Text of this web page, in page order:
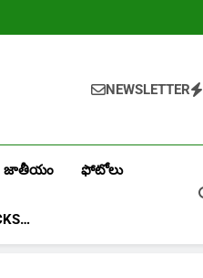
NEWSLETTER
జాతీయం ఫోటోలు